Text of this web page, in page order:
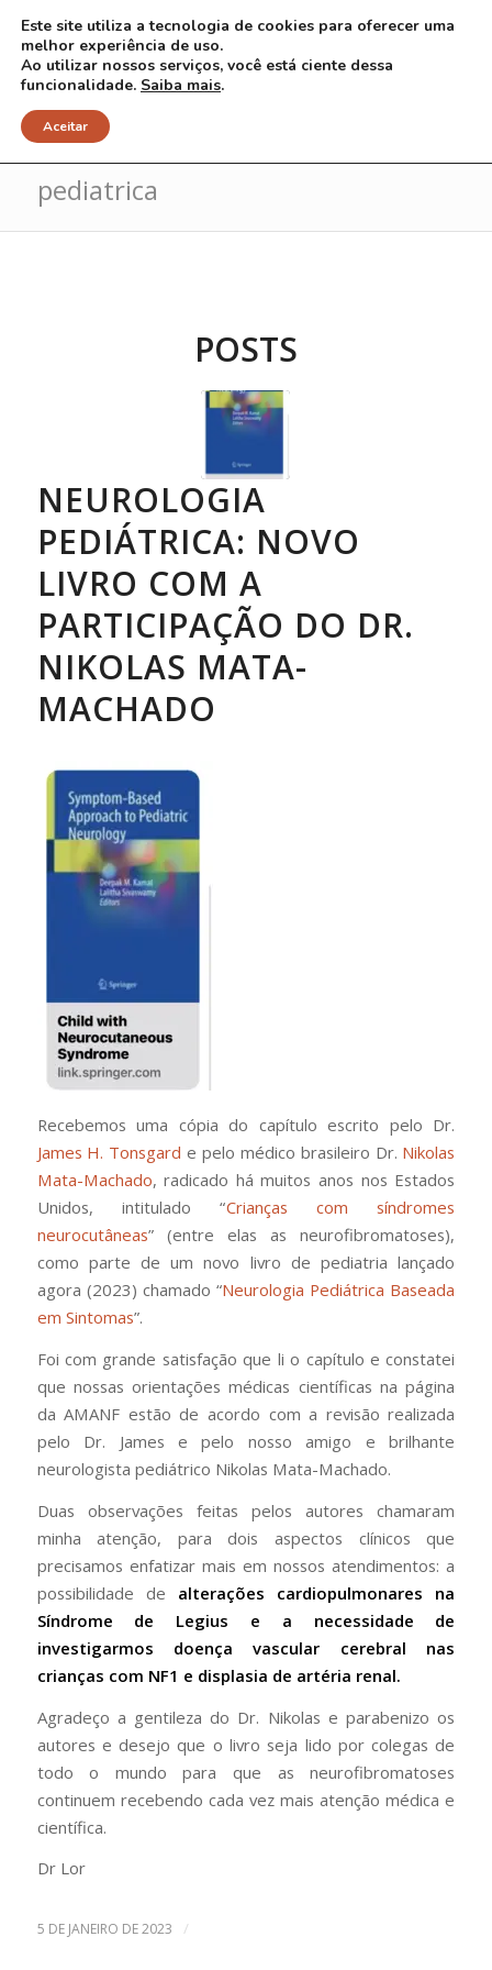
Arquivo para Tag: neurologia
pediatrica
POSTS
NEUROLOGIA
PEDIÁTRICA: NOVO
LIVRO COM A
PARTICIPAÇÃO DO DR.
NIKOLAS MATA-
MACHADO
Recebemos uma cópia do capítulo escrito pelo Dr.
James H. Tonsgard e pelo médico brasileiro Dr. Nikolas
Mata-Machado, radicado há muitos anos nos Estados
Unidos, intitulado “Crianças com síndromes
neurocutâneas” (entre elas as neurofibromatoses),
como parte de um novo livro de pediatria lançado
agora (2023) chamado “Neurologia Pediátrica Baseada
em Sintomas”.
Foi com grande satisfação que li o capítulo e constatei
que nossas orientações médicas científicas na página
da AMANF estão de acordo com a revisão realizada
pelo Dr. James e pelo nosso amigo e brilhante
neurologista pediátrico Nikolas Mata-Machado.
Duas observações feitas pelos autores chamaram
minha atenção, para dois aspectos clínicos que
precisamos enfatizar mais em nossos atendimentos: a
possibilidade de alterações cardiopulmonares na
Síndrome de Legius e a necessidade de
investigarmos doença vascular cerebral nas
crianças com NF1 e displasia de artéria renal.
Agradeço a gentileza do Dr. Nikolas e parabenizo os
autores e desejo que o livro seja lido por colegas de
todo o mundo para que as neurofibromatoses
continuem recebendo cada vez mais atenção médica e
científica.
Dr Lor
5 DE JANEIRO DE 2023 /
Este site utiliza a tecnologia de cookies para oferecer uma
melhor experiência de uso.
Ao utilizar nossos serviços, você está ciente dessa
funcionalidade. Saiba mais.
Aceitar